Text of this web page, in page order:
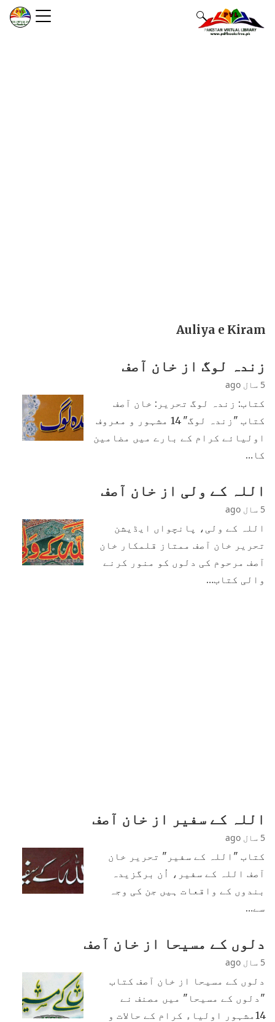
Auliya e Kiram
زندہ لوگ از خان آصف
5 سال ago
کتاب: زندہ لوگ تحریر: خان آصف
کتاب "زندہ لوگ" 14 مشہور و معروف
اولیائے کرام کے بارے میں مضامین
کا…
اللہ کے ولی از خان آصف
5 سال ago
اللہ کے ولی، پانچواں ایڈیشن
تحریر خان آصف ممتاز قلمکار خان
آصف مرحوم کی دلوں کو منور کرنے
والی کتاب…
اللہ کے سفیر از خان آصف
5 سال ago
کتاب "اللہ کے سفیر" تحریر خان
آصف اللہ کے سفیر، اُن برگزیدہ
بندوں کے واقعات ہیں جن کی وجہ
سے…
دلوں کے مسیحا از خان آصف
5 سال ago
دلوں کے مسیحا از خان آصف کتاب
"دلوں کے مسیحا" میں مصنف نے
14مشہور اولیاء کرام کے حالات و